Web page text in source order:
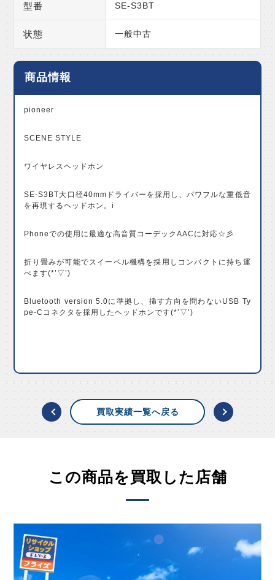
型番 SE-S3BT
状態 一般中古
商品情報
pioneer
SCENE STYLE
ワイヤレスヘッドホン
SE-S3BT大口径40mmドライバーを採用し、パワフルな重低音
を再現するヘッドホン。i
Phoneでの使用に最適な高音質コーデックAACに対応☆彡
折り畳みが可能でスイーベル機構を採用しコンパクトに持ち運
べます(*’▽’)
Bluetooth version 5.0に準拠し、挿す方向を問わないUSB Ty
pe-Cコネクタを採用したヘッドホンです(*’▽’)
買取実績一覧へ戻る
この商品を買取した店舗